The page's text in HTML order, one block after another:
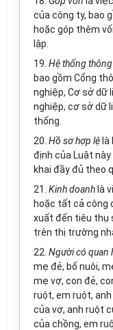
của công ty, bao
hoặc góp thêm
lập.
19. Hệ thống
bao gồm Cổng
nghiệp, Cơ sở dữ
nghiệp, cơ sở dữ
thống.
20. Hồ sơ hợp lệ
định của Luật
khai đầy đủ theo
21. Kinh doanh là
hoặc tất cả công
xuất đến tiêu thụ
trên thị trường
22. Người có quan
mẹ đẻ, bố nuôi,
mẹ vợ, con đẻ,
ruột, em ruột, anh
của vợ, anh ruột
của chồng, em